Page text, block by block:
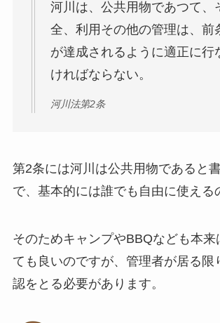
河川は、公共用物であつて、
全、利用その他の管理は、前
が達成されるように適正に行
ければならない。
河川法第2条
第2条には河川は公共用物であると
で、基本的には誰でも自由に使える
そのためキャンプやBBQなども本来
ても良いのですが、管理者が居る限
認をとる必要があります。